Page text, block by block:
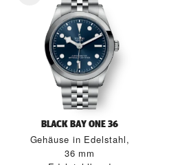
BLACK BAY ONE 36
Gehäuse in Edelstahl,
36 mm